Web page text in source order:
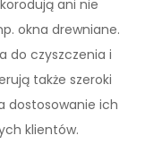
ani nie
okna drewniane.
do czyszczenia i
także szeroki
dostosowanie ich
klientów.